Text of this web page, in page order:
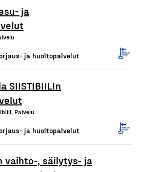
ja
ja huoltopalvelut
SIISTIBIILIn
Palvelu
ja huoltopalvelut
vaihto-, säilytys- ja